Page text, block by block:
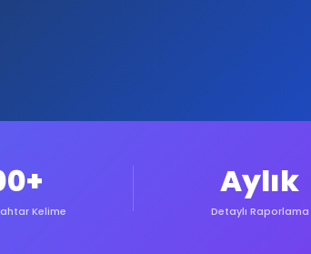
Kelime
Aylık
Detaylı Raporlama